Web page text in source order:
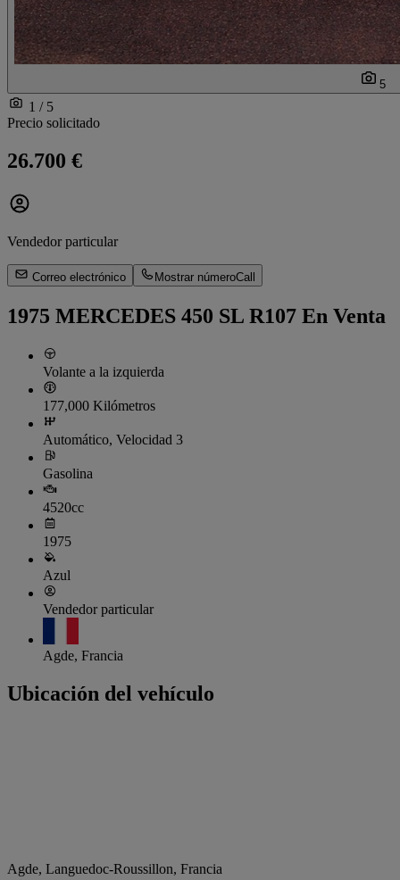
5
1 / 5
Precio solicitado
26.700 €
Vendedor particular
Correo electrónico Mostrar númeroCall
1975 MERCEDES 450 SL R107 En Venta
Volante a la izquierda
177,000 Kilómetros
Automático, Velocidad 3
Gasolina
4520cc
1975
Azul
Vendedor particular
Agde, Francia
Ubicación del vehículo
Agde, Languedoc-Roussillon, Francia